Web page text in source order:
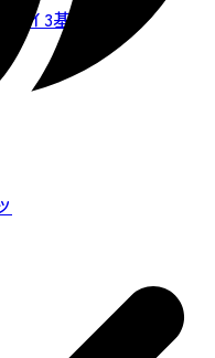
イ3基 ケーブ